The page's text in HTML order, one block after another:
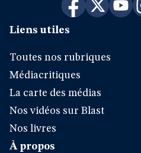
Liens utiles
Toutes nos rubriques
Médiacritiques
La carte des médias
Nos vidéos sur Blast
Nos livres
À propos